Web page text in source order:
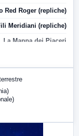
Red Roger (repliche)
Meridiani (repliche)
La Mappa dei Piaceri